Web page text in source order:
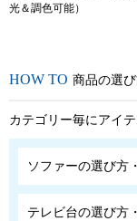
光＆調色可能）
商品の選
カテゴリー毎にアイ
ソファーの選び方
テレビ台の選び方